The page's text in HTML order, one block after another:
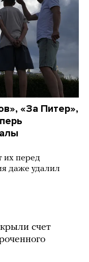
«За Питер»,
их перед
даже удалил
счет